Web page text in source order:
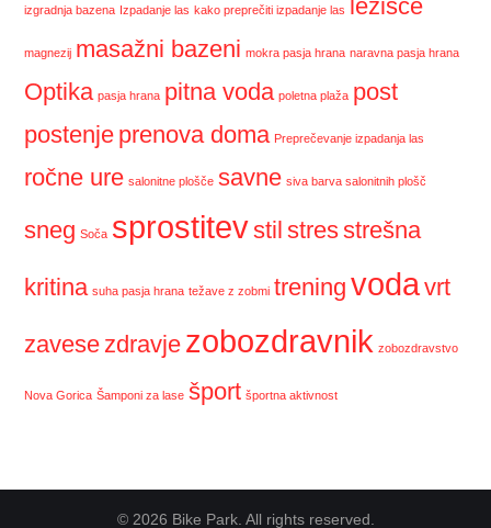
izgradnja bazena Izpadanje las kako preprečiti izpadanje las ležišče
magnezij masažni bazeni mokra pasja hrana naravna pasja hrana
Optika pasja hrana pitna voda poletna plaža post
postenje prenova doma Preprečevanje izpadanja las
ročne ure salonitne plošče savne siva barva salonitnih plošč
sneg Soča sprostitevstil stresstrešna
kritina suha pasja hrana težave z zobmi trening vodavrt
zavese zdravje zobozdravnik zobozdravstvo
Nova Gorica Šamponi za lase šport športna aktivnost
© 2026 Bike Park. All rights reserved.